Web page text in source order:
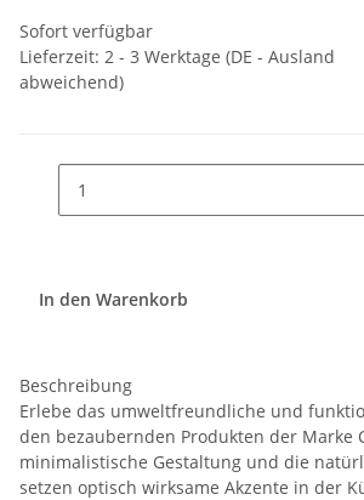
Sofort verfügbar
Lieferzeit: 2 - 3 Werktage (DE - Ausland
abweichend)
In den Warenkorb
Beschreibung
Erlebe das umweltfreundliche und
den bezaubernden Produkten der Marke
minimalistische Gestaltung und die
setzen optisch wirksame Akzente in der